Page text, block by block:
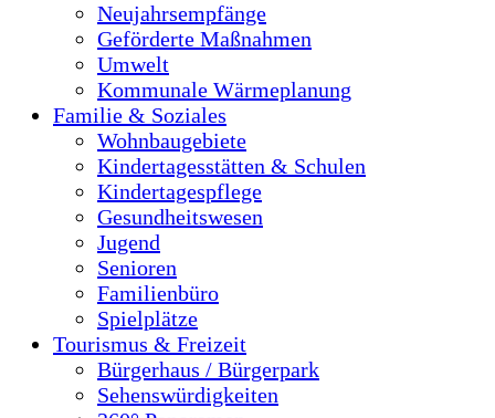
Neujahrsempfänge
Geförderte Maßnahmen
Umwelt
Kommunale Wärmeplanung
Familie & Soziales
Wohnbaugebiete
Kindertagesstätten & Schulen
Kindertagespflege
Gesundheitswesen
Jugend
Senioren
Familienbüro
Spielplätze
Tourismus & Freizeit
Bürgerhaus / Bürgerpark
Sehenswürdigkeiten